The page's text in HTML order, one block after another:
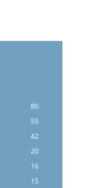
80
55
42
20
16
15